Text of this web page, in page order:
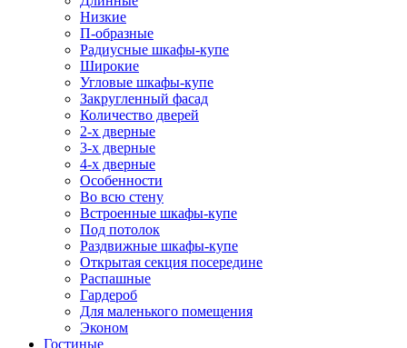
Низкие
П-образные
Радиусные шкафы-купе
Широкие
Угловые шкафы-купе
Закругленный фасад
Количество дверей
2-х дверные
3-х дверные
4-х дверные
Особенности
Во всю стену
Встроенные шкафы-купе
Под потолок
Раздвижные шкафы-купе
Открытая секция посередине
Распашные
Гардероб
Для маленького помещения
Эконом
Гостиные